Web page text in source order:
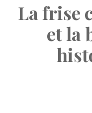
La frise
et la